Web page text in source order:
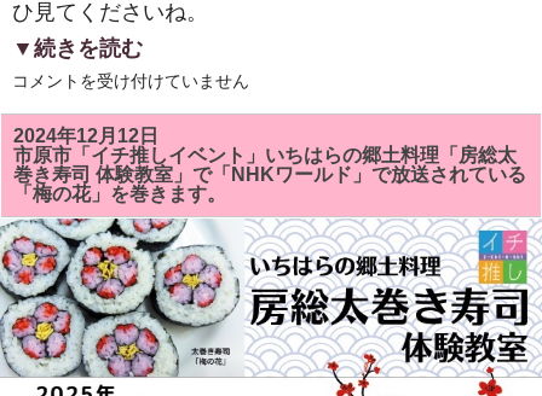
ひ見てくださいね。
▼続きを読む
２
２
５
年
新
年
明
け
ま
し
て
お
め
で
と
う
ご
ざ
コメントを受け付けていません
2024年12月12日
市原市「イチ推しイベント」いちはらの郷土料理「房総太
巻き寿司 体験教室」で「NHKワールド」で放送されている
「梅の花」を巻きます。